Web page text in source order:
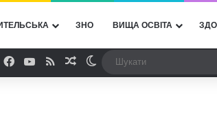
ЗНО ВИЩА ОСВІТА
Facebook
YouTube
RSSВипадкова стаття
Switch skin